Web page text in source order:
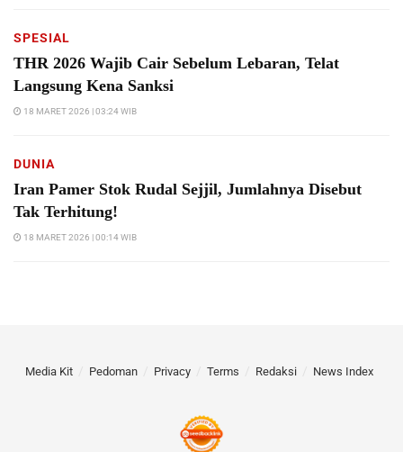
SPESIAL
THR 2026 Wajib Cair Sebelum Lebaran, Telat
Langsung Kena Sanksi
18 MARET 2026 | 03:24 WIB
DUNIA
Iran Pamer Stok Rudal Sejjil, Jumlahnya Disebut
Tak Terhitung!
18 MARET 2026 | 00:14 WIB
Media Kit Pedoman Privacy Terms Redaksi News Index